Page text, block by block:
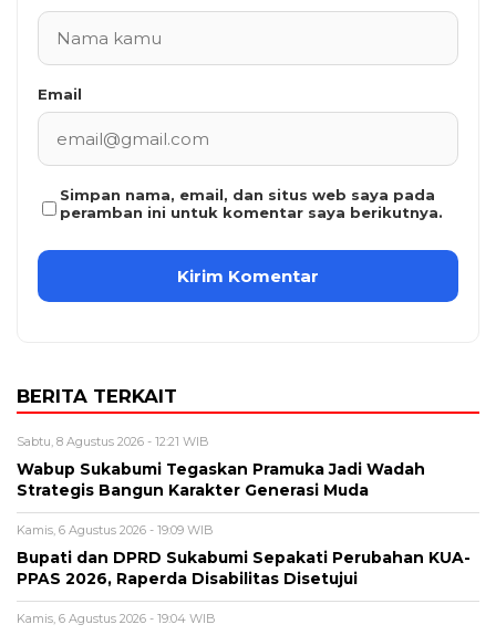
Email
Simpan nama, email, dan situs web saya pada
peramban ini untuk komentar saya berikutnya.
BERITA TERKAIT
Sabtu, 8 Agustus 2026 - 12:21 WIB
Wabup Sukabumi Tegaskan Pramuka Jadi Wadah
Strategis Bangun Karakter Generasi Muda
Kamis, 6 Agustus 2026 - 19:09 WIB
Bupati dan DPRD Sukabumi Sepakati Perubahan KUA-
PPAS 2026, Raperda Disabilitas Disetujui
Kamis, 6 Agustus 2026 - 19:04 WIB